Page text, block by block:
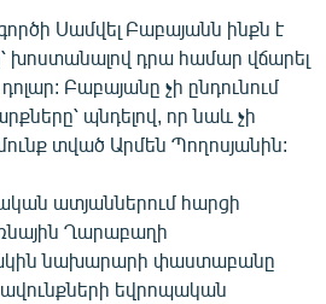
Սամվել Բաբայանն ինքն է
խոստանալով դրա համար վճարել
Բաբայանը չի ընդունում
պնդելով, որ նաև չի
տված Արմեն Պողոսյանին:
ատյաններում հարցի
Ղարաբաղի
նախարարի փաստաբանը
եվրոպական